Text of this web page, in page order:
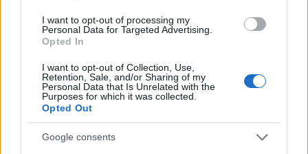
I want to opt-out of processing my
Personal Data for Targeted Advertising.
Opted In
I want to opt-out of Collection, Use,
Retention, Sale, and/or Sharing of my
Personal Data that Is Unrelated with the
Purposes for which it was collected.
Opted Out
Google consents
przy 100 km/h: 4,3 l/100 km
przy 140 km/h: 7,5 l/100 km
w mieście: 7,8-8,1 l/100 km